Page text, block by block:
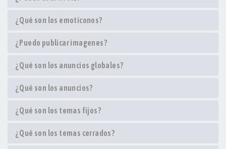
¿Qué son los emoticonos?
¿Puedo publicar imagenes?
¿Qué son los anuncios globales?
¿Qué son los anuncios?
¿Qué son los temas fijos?
¿Qué son los temas cerrados?